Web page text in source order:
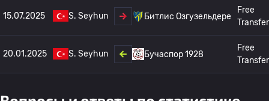
15.07.2025 S. Seyhun Битлис Озгузельдере
Free
Transfer
20.01.2025 S. Seyhun Бучаспор 1928
Free
Transfer